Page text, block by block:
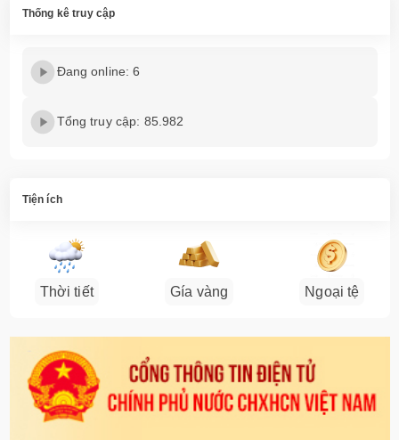
Thống kê truy cập
Đang online: 6
Tổng truy cập: 85.982
Tiện ích
Thời tiết Gía vàng Ngoại tệ